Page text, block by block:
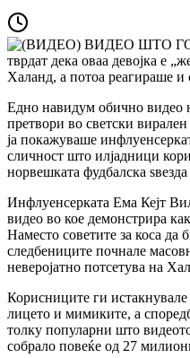
Едно навидум обично видео
претвори во светски
ја покажуваше
сличност што илјадници
норвешката фудбалска
Инфлуенсерката Ема Кејт
видео во кое демонстрира
Наместо советите за коса да
следбениците почнале
неверојатно потсетува на
Корисниците ги истакнувале
лицето и мимиките, а
толку популарни што
собрало повеќе од 27